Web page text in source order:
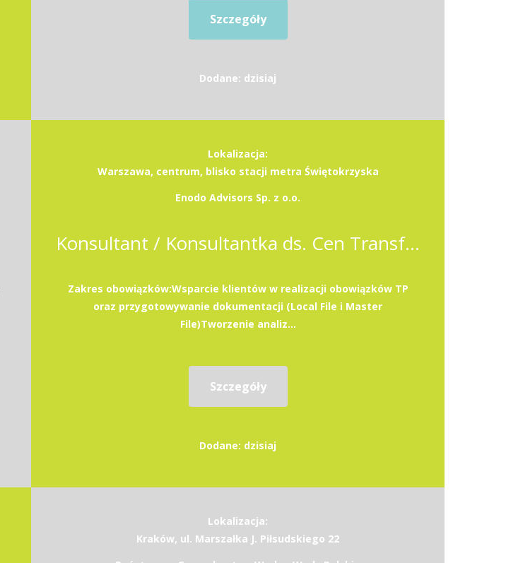
Szczegóły
Dodane: dzisiaj
Lokalizacja:
Warszawa, centrum, blisko stacji metra Świętokrzyska
Enodo Advisors Sp. z o.o.
Konsultant / Konsultantka ds. Cen Transferowych
Zakres obowiązków:Wsparcie klientów w realizacji obowiązków TP
oraz przygotowywanie dokumentacji (Local File i Master
File)Tworzenie analiz...
Szczegóły
Dodane: dzisiaj
Lokalizacja:
Kraków, ul. Marszałka J. Piłsudskiego 22